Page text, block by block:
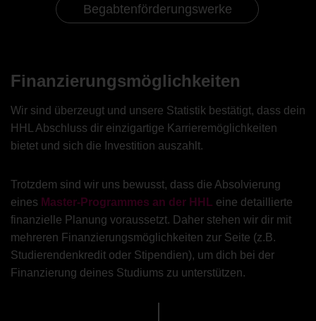
Begabtenförderungswerke
Stipendien
Finanzierungsmöglichkeiten
Wir sind überzeugt und unsere Statistik bestätigt, dass dein
HHL Abschluss dir einzigartige Karrieremöglichkeiten
bietet und sich die Investition auszahlt.
Trotzdem sind wir uns bewusst, dass die Absolvierung
eines Master-Programmes an der HHL eine detaillierte
finanzielle Planung voraussetzt. Daher stehen wir dir mit
mehreren Finanzierungsmöglichkeiten zur Seite (z.B.
Studierendenkredit oder Stipendien), um dich bei der
Finanzierung deines Studiums zu unterstützen.